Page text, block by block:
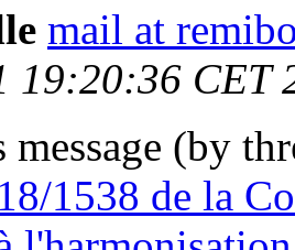
mail at
19:20:36 CET
message (by
1538 de la